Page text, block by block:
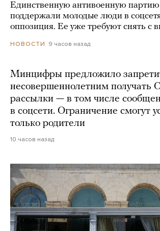
Единственную антивоенную
поддержали молодые люди в
оппозиция. Ее уже требуют снять с
НОВОСТИ 9 часов назад
Минцифры предложило
несовершеннолетним
рассылки — в том числе
в соцсети. Ограничение смогут
только родители
10 часов назад